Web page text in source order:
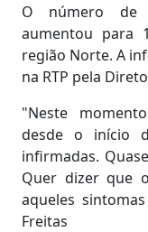
O número de
aumentou para
região Norte. A
na RTP pela
"Neste
desde o início
infirmadas.
Quer dizer que
aqueles
Freitas